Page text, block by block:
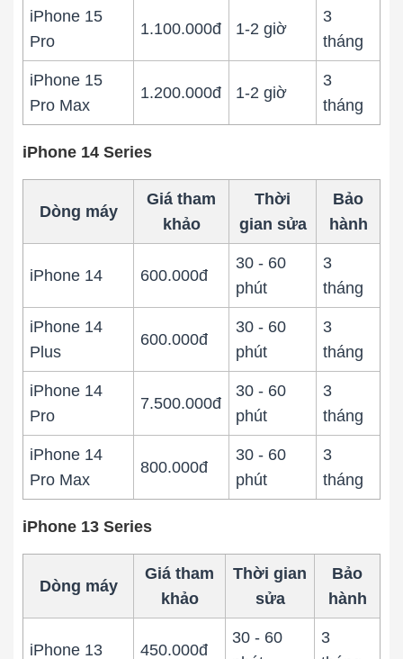
iPhone 15
Pro
1.100.000đ 1-2 giờ
3
tháng
iPhone 15
Pro Max
1.200.000đ 1-2 giờ
3
tháng
iPhone 14 Series
Dòng máy
Giá tham
khảo
Thời
gian sửa
Bảo
hành
iPhone 14 600.000đ
30 - 60
phút
3
tháng
iPhone 14
Plus
600.000đ
30 - 60
phút
3
tháng
iPhone 14
Pro
7.500.000đ
30 - 60
phút
3
tháng
iPhone 14
Pro Max
800.000đ
30 - 60
phút
3
tháng
iPhone 13 Series
Dòng máy
Giá tham
khảo
Thời gian
sửa
Bảo
hành
iPhone 13 450.000đ
30 - 60
3